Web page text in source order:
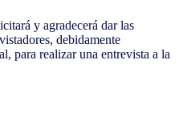
y agradecerá dar las
debidamente
para realizar una entrevista a la